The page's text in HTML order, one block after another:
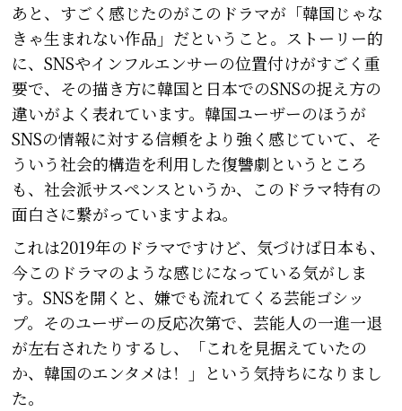
あと、すごく感じたのがこのドラマが「韓国じゃな
きゃ生まれない作品」だということ。ストーリー的
に、SNSやインフルエンサーの位置付けがすごく重
要で、その描き方に韓国と日本でのSNSの捉え方の
違いがよく表れています。韓国ユーザーのほうが
SNSの情報に対する信頼をより強く感じていて、そ
ういう社会的構造を利用した復讐劇というところ
も、社会派サスペンスというか、このドラマ特有の
面白さに繋がっていますよね。
これは2019年のドラマですけど、気づけば日本も、
今このドラマのような感じになっている気がしま
す。SNSを開くと、嫌でも流れてくる芸能ゴシッ
プ。そのユーザーの反応次第で、芸能人の一進一退
が左右されたりするし、「これを見据えていたの
か、韓国のエンタメは！」という気持ちになりまし
た。